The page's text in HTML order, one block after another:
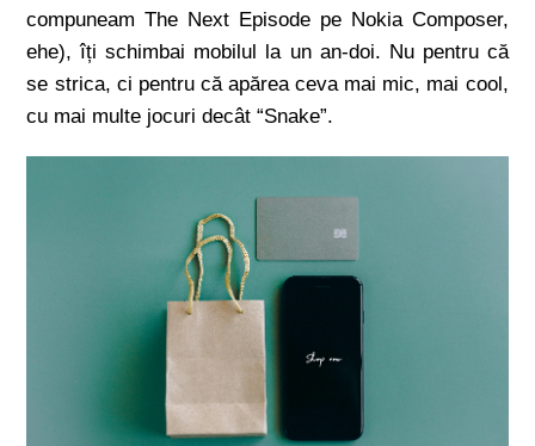
compuneam The Next Episode pe Nokia Composer,
ehe), îți schimbai mobilul la un an-doi. Nu pentru că
se strica, ci pentru că apărea ceva mai mic, mai cool,
cu mai multe jocuri decât “Snake”.